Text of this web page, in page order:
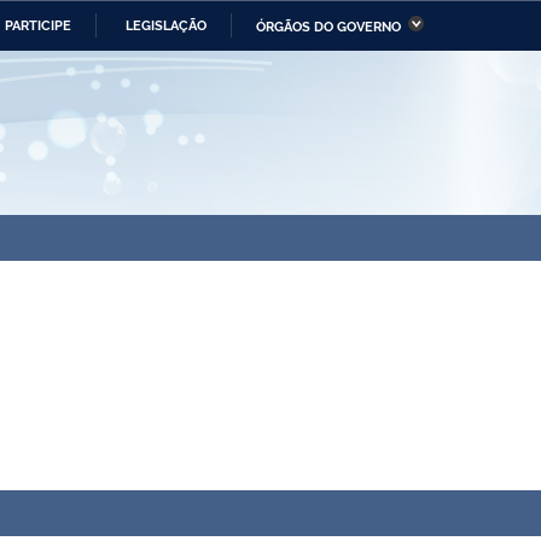
PARTICIPE LEGISLAÇÃO ÓRGÃOS DO GOVERNO
da Economia Ministério da Infraestrutura